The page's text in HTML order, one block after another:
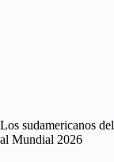
Los sudamericanos
al Mundial 2026